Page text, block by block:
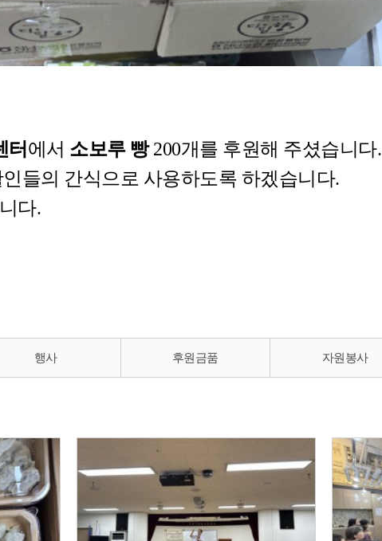
터 에서 소보루 빵 200개를 후원해 주셨습니다.
들의 간식으로 사용하도록 하겠습니다.
다.
행사 후원금품 자원봉사